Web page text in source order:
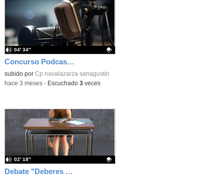
Concurso Podcast RNE
Contenido educativo.
subido por Cp navalazarza sanagustin
04′ 34″
-hace 3 meses- Escuchado 3veces
Debate "Deberes Sí o No"
02′ 18″